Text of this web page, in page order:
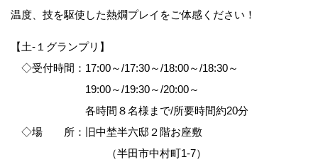
温度、技を駆使した熱燗プレイをご体感ください！
【土-１グランプリ】
◇受付時間：17:00～/17:30～/18:00～/18:30～
19:00～/19:30～/20:00～
各時間８名様まで/所要時間約20分
◇場 所：旧中埜半六邸２階お座敷
（半田市中村町1-7）